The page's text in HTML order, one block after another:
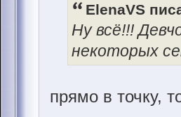
ElenaVS
Ну всё!!!
некоторых
прямо в точку,